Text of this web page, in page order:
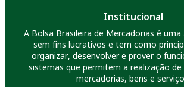
Institucional
A Bolsa Brasileira de Mercadorias é uma
sem fins lucrativos e tem como
organizar, desenvolver e prover o
sistemas que permitem a realização
mercadorias, bens e